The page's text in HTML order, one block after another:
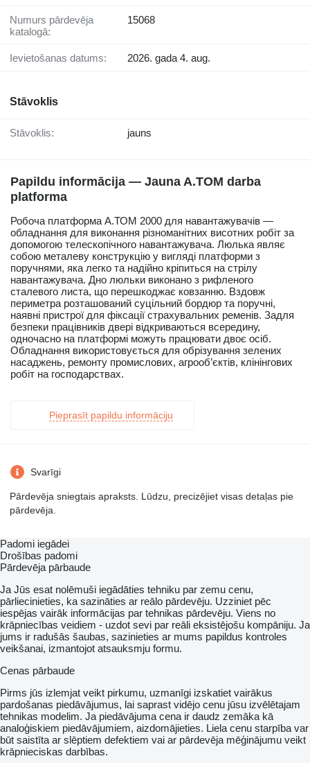
Numurs pārdevēja
katalogā:
15068
Ievietošanas datums: 2026. gada 4. aug.
Stāvoklis
Stāvoklis: jauns
Papildu informācija — Jauna A.TOM darba
platforma
Робоча платформа А.ТОМ 2000 для навантажувачів —
обладнання для виконання різноманітних висотних робіт за
допомогою телескопічного навантажувача. Люлька являє
собою металеву конструкцію у вигляді платформи з
поручнями, яка легко та надійно кріпиться на стрілу
навантажувача. Дно люльки виконано з рифленого
сталевого листа, що перешкоджає ковзанню. Вздовж
периметра розташований суцільний бордюр та поручні,
наявні пристрої для фіксації страхувальних ременів. Задля
безпеки працівників двері відкриваються всередину,
одночасно на платформі можуть працювати двоє осіб.
Обладнання використовується для обрізування зелених
насаджень, ремонту промислових, агрооб’єктів, клінінгових
робіт на господарствах.
Pieprasīt papildu informāciju
Svarīgi
Pārdevēja sniegtais apraksts. Lūdzu, precizējiet visas detaļas pie
pārdevēja.
Padomi iegādei
Drošības padomi
Pārdevēja pārbaude
Ja Jūs esat nolēmuši iegādāties tehniku par zemu cenu,
pārliecinieties, ka sazināties ar reālo pārdevēju. Uzziniet pēc
iespējas vairāk informācijas par tehnikas pārdevēju. Viens no
krāpniecības veidiem - uzdot sevi par reāli eksistējošu kompāniju. Ja
jums ir radušās šaubas, sazinieties ar mums papildus kontroles
veikšanai, izmantojot atsauksmju formu.
Cenas pārbaude
Pirms jūs izlemjat veikt pirkumu, uzmanīgi izskatiet vairākus
pardošanas piedāvājumus, lai saprast vidējo cenu jūsu izvēlētajam
tehnikas modelim. Ja piedāvājuma cena ir daudz zemāka kā
analoģiskiem piedāvājumiem, aizdomājieties. Liela cenu starpība var
būt saistīta ar slēptiem defektiem vai ar pārdevēja mēģinājumu veikt
krāpnieciskas darbības.